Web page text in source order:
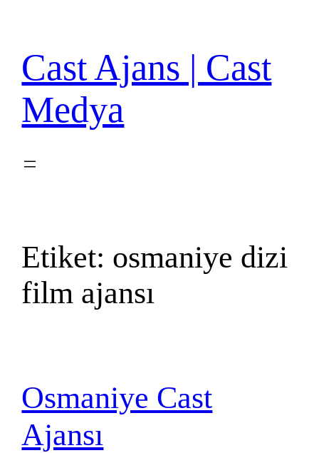
Cast Ajans | Cast
Medya
Etiket: osmaniye dizi
film ajansı
Osmaniye Cast
Ajansı